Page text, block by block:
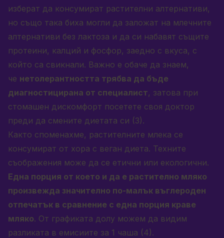
изберат да консумират растителни алтернативи,
но също така биха могли да заложат на млечните
алтернативи без лактоза и да си набавят същите
протеини, калций и фосфор, заедно с вкуса, с
който са свикнали. Важно е обаче да знаем,
че нетолерантността трябва да бъде
диагностицирана от специалист, затова при
стомашен дискомфорт посетете своя доктор
преди да смените диетата си (3).
Както споменахме, растителните млека се
консумират от хора с веган диета. Техните
съображения може да се етични или екологични.
Една порция от което и да е растително мляко
произвежда значително по-малък въглероден
отпечатък в сравнение с една порция краве
мляко. От графиката долу можем да видим
разликата в емисиите за 1 чаша (4).